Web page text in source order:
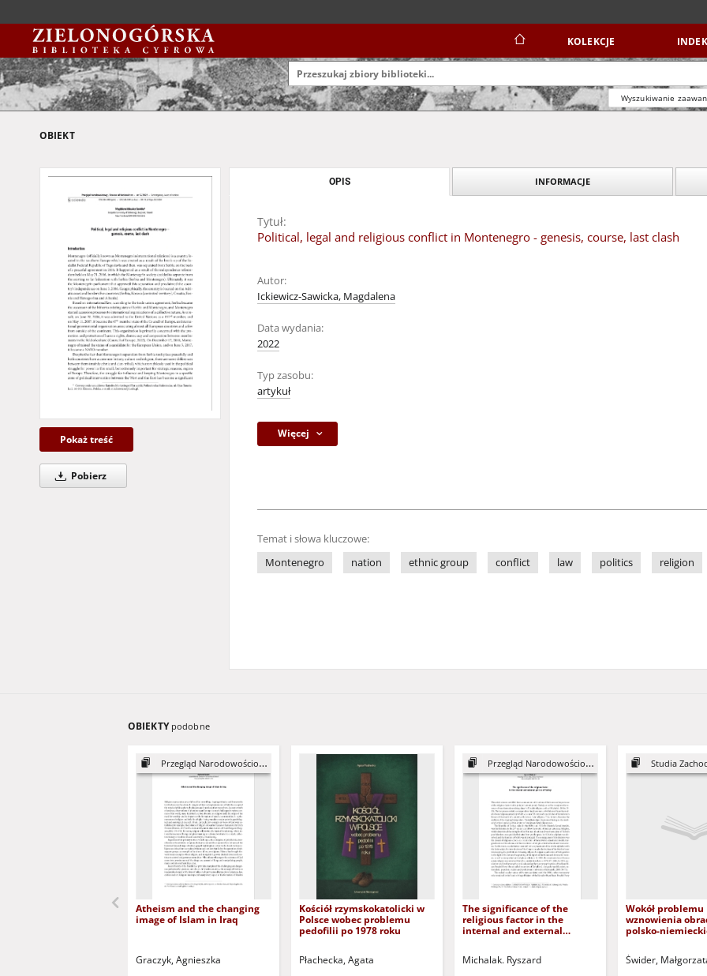
KOLEKCJE
Wyszukiwanie
OBIEKT
Pokaż treść
Pobierz
OPIS INFORMACJE
Tytuł:
Political, legal and religious conflict in Montenegro - genesis, course, last clash
Autor:
Ickiewicz-Sawicka, Magdalena
Data wydania:
2022
Typ zasobu:
artykuł
Więcej
Temat i słowa kluczowe:
Montenegro
nation ethnic group conflict law politics religion
OBIEKTY podobne
Przegląd Narodowościowy, 10
Atheism and the changing
image of Islam in Iraq
Graczyk, Agnieszka
Kościół rzymskokatolicki w
Polsce wobec problemu
pedofilii po 1978 roku
Płachecka, Agata
Przegląd Narodowościowy, 9
The significance of the
religious factor in the
internal and external
Michalak. Ryszard
Studia
Wokół problemu
wznowienia
polsko-
Around the
resuming the
Świder,